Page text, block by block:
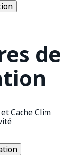
de
Cache Clim